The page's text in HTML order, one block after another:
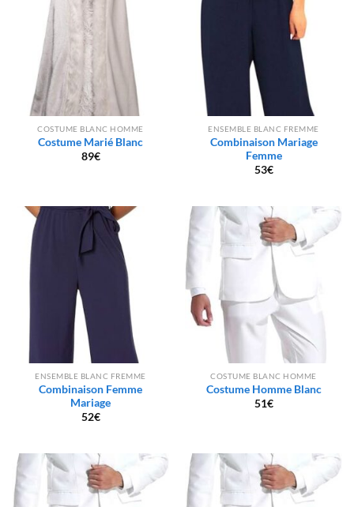
COSTUME BLANC HOMME
Costume Marié Blanc
89€
ENSEMBLE BLANC FREMME
Combinaison Mariage
Femme
53€
ENSEMBLE BLANC FREMME
Combinaison Femme
Mariage
52€
COSTUME BLANC HOMME
Costume Homme Blanc
51€